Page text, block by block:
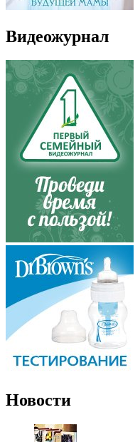
Видеожурнал
Новости